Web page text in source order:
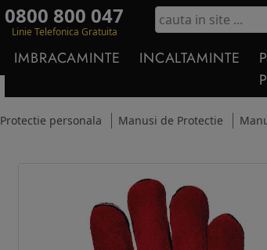
0800 800 047
Linie Telefonica Gratuita
IMBRACAMINTE INCALTAMINTE
Protectie personala Manusi de Protectie